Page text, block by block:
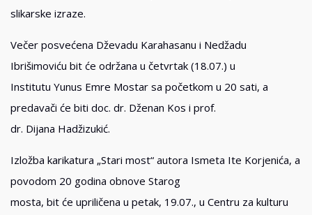
slikarske izraze.
Večer posvećena Dževadu Karahasanu i Nedžadu
Ibrišimoviću bit će održana u četvrtak (18.07.) u
Institutu Yunus Emre Mostar sa početkom u 20 sati, a
predavači će biti doc. dr. Dženan Kos i prof.
dr. Dijana Hadžizukić.
Izložba karikatura „Stari most“ autora Ismeta Ite Korjenića, a
povodom 20 godina obnove Starog
mosta, bit će upriličena u petak, 19.07., u Centru za kulturu